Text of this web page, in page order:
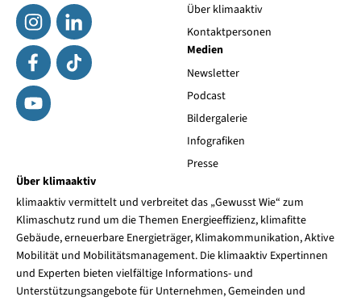
Über klimaaktiv
Kontaktpersonen
Medien
Newsletter
Podcast
Bildergalerie
Infografiken
Presse
Über klimaaktiv
klimaaktiv vermittelt und verbreitet das „Gewusst Wie“ zum
Klimaschutz rund um die Themen Energieeffizienz, klimafitte
Gebäude, erneuerbare Energieträger, Klimakommunikation, Aktive
Mobilität und Mobilitätsmanagement. Die klimaaktiv Expertinnen
und Experten bieten vielfältige Informations- und
Unterstützungsangebote für Unternehmen, Gemeinden und